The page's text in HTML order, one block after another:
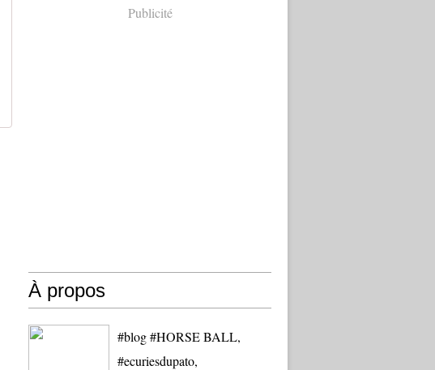
Publicité
À propos
#blog #HORSE BALL,
#ecuriesdupato,